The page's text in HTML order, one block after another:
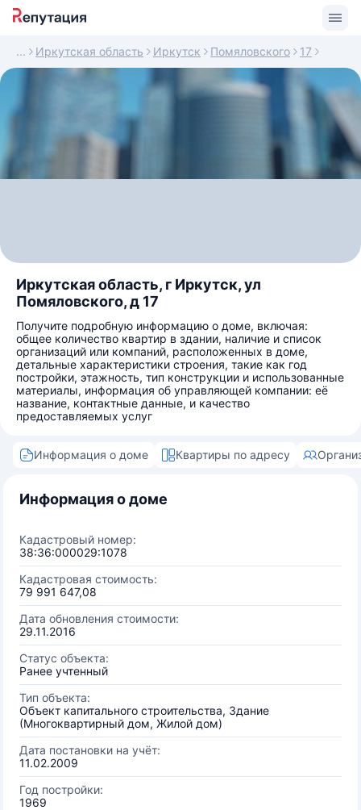
Иркутская область Иркутск Помяловского 17
Иркутская область, г Иркутск, ул
Помяловского, д 17
Получите подробную информацию о доме, включая:
общее количество квартир в здании, наличие и список
организаций или компаний, расположенных в доме,
детальные характеристики строения, такие как год
постройки, этажность, тип конструкции и использованные
материалы, информация об управляющей компании: её
название, контактные данные, и качество
предоставляемых услуг
Информация о доме Квартиры по адресу
Информация о доме
Кадастровый номер:
38:36:000029:1078
Кадастровая стоимость:
79 991 647,08
Дата обновления стоимости:
29.11.2016
Статус объекта:
Ранее учтенный
Тип объекта:
Объект капитального строительства, Здание
(Многоквартирный дом, Жилой дом)
Дата постановки на учёт:
11.02.2009
Год постройки:
1969